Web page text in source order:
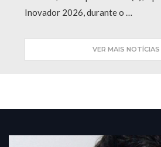
Inovador 2026, durante o …
VER MAIS NOTÍCIAS